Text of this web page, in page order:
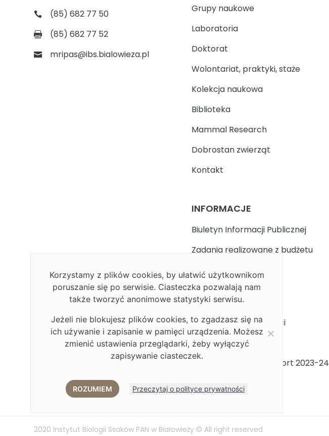
(85) 682 77 50
(85) 682 77 52
mripas@ibs.bialowieza.pl
Grupy naukowe
Laboratoria
Doktorat
Wolontariat, praktyki, staże
Kolekcja naukowa
Biblioteka
Mammal Research
Dobrostan zwierząt
Kontakt
INFORMACJE
Biuletyn Informacji Publicznej
Zadania realizowane z budżetu
Facebook
Polityka prywatności
Deklaracja dostępności
Plan Równości Płci
Plan Równości Płci Raport 2023-24
2020 Instytut Biologii Ssaków PAN w Białowieży © All right reserved
Korzystamy z plików cookies, by ułatwić użytkownikom
poruszanie się po serwisie. Ciasteczka pozwalają nam
także tworzyć anonimowe statystyki serwisu.
Jeżeli nie blokujesz plików cookies, to zgadzasz się na
ich używanie i zapisanie w pamięci urządzenia. Możesz
zmienić ustawienia przeglądarki, żeby wyłączyć
zapisywanie ciasteczek.
ROZUMIEM Przeczytaj o polityce prywatności